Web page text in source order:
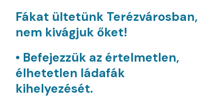
Fákat ültetünk Terézvárosban,
nem kivágjuk őket!
• Befejezzük az értelmetlen,
élhetetlen ládafák
kihelyezését.